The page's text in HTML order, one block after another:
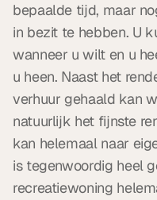
bepaalde tijd, maar
in bezit te hebben. U
wanneer u wilt en u
u heen. Naast het
verhuur gehaald kan
natuurlijk het fijnste
kan helemaal naar
is tegenwoordig heel
recreatiewoning